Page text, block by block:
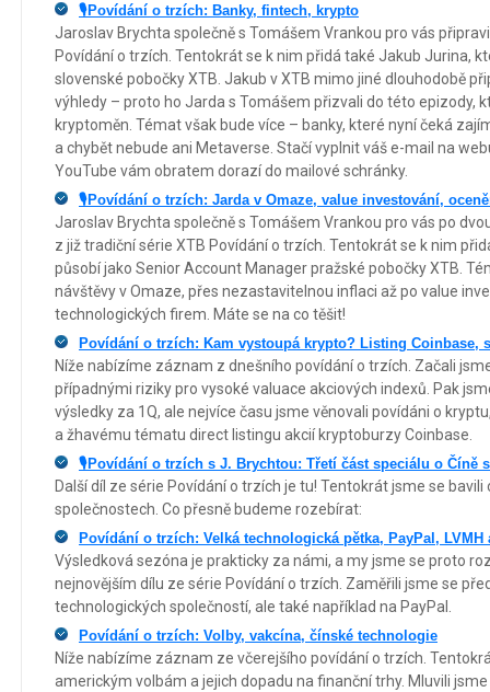
🎙️Povídání o trzích: Banky, fintech, krypto
Jaroslav Brychta společně s Tomášem Vrankou pro vás
Povídání o trzích. Tentokrát se k nim přidá také Jakub Jurina,
slovenské pobočky XTB. Jakub v XTB mimo jiné dlouhodobě
výhledy – proto ho Jarda s Tomášem přizvali do této epizody,
kryptoměn. Témat však bude více – banky, které nyní čeká
a chybět nebude ani Metaverse. Stačí vyplnit váš e-mail na
YouTube vám obratem dorazí do mailové schránky.
🎙️Povídání o trzích: Jarda v Omaze, value investování,
Jaroslav Brychta společně s Tomášem Vrankou pro vás po
z již tradiční série XTB Povídání o trzích. Tentokrát se k nim
působí jako Senior Account Manager pražské pobočky XTB.
návštěvy v Omaze, přes nezastavitelnou inflaci až po value
technologických firem. Máte se na co těšit!
Povídání o trzích: Kam vystoupá krypto? Listing Coinbase,
Níže nabízíme záznam z dnešního povídání o trzích. Začali
případnými riziky pro vysoké valuace akciových indexů. Pak
výsledky za 1Q, ale nejvíce času jsme věnovali povídáni o
a žhavému tématu direct listingu akcií kryptoburzy Coinbase.
🎙️Povídání o trzích s J. Brychtou: Třetí část speciálu o Číně
Další díl ze série Povídání o trzích je tu! Tentokrát jsme se
společnostech. Co přesně budeme rozebírat:
Povídání o trzích: Velká technologická pětka, PayPal, LVMH
Výsledková sezóna je prakticky za námi, a my jsme se proto
nejnovějším dílu ze série Povídání o trzích. Zaměřili jsme se
technologických společností, ale také například na PayPal.
Povídání o trzích: Volby, vakcína, čínské technologie
Níže nabízíme záznam ze včerejšího povídání o trzích.
americkým volbám a jejich dopadu na finanční trhy. Mluvili